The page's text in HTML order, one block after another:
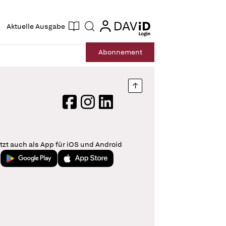
Aktuelle Ausgabe Suche login
login
Abonnement
Nach oben springen
FacebookInstagram
LinkedIn
auch als App für iOS und Android
Jetzt bei Google PlayLaden im App Store